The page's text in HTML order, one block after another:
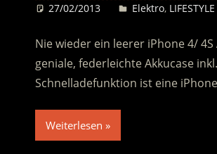
27/02/2013 Desiree
Elektro, LIFESTYLE
Nie wieder ein leerer iPhone 4/ 4S
geniale, federleichte Akkucase
Schnelladefunktion ist eine
Weiterlesen